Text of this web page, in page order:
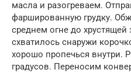
масла и разогреваем.
фаршированную грудку.
среднем огне до
схватилось снаружи
хорошо пропечься внутри.
градусов. Переносим